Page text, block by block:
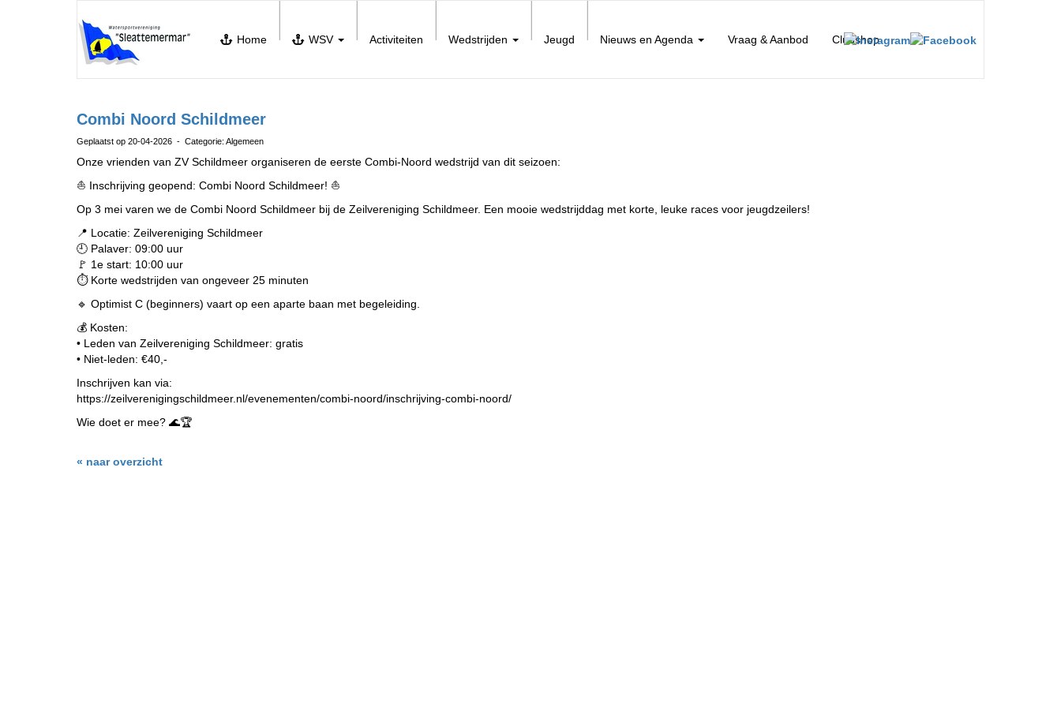
Home WSV Activiteiten Wedstrijden Jeugd Nieuws en Agenda Vraag & Aanbod Clubshop
Combi Noord Schildmeer
Geplaatst op 20-04-2026 - Categorie: Algemeen
Onze vrienden van ZV Schildmeer organiseren de eerste Combi-Noord wedstrijd van dit seizoen:
⛵️ Inschrijving geopend: Combi Noord Schildmeer! ⛵️
Op 3 mei varen we de Combi Noord Schildmeer bij de Zeilvereniging Schildmeer. Een mooie wedstrijddag met korte, leuke races voor jeugdzeilers!
📍 Locatie: Zeilvereniging Schildmeer
🕘 Palaver: 09:00 uur
🚩 1e start: 10:00 uur
⏱️ Korte wedstrijden van ongeveer 25 minuten
🔹 Optimist C (beginners) vaart op een aparte baan met begeleiding.
💰 Kosten:
•⁠ ⁠Leden van Zeilvereniging Schildmeer: gratis
•⁠ ⁠Niet-leden: €40,-
Inschrijven kan via:
https://zeilverenigingschildmeer.nl/evenementen/combi-noord/inschrijving-combi-noord/
Wie doet er mee? 🌊🏆
« naar overzicht